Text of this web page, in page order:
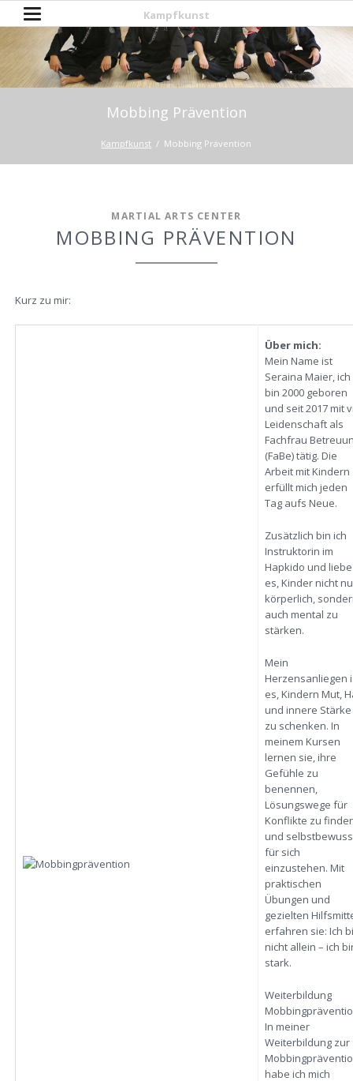
Kampfkunst
Mobbing Prävention
Kampfkunst Mobbing Prävention
MARTIAL ARTS CENTER
MOBBING PRÄVENTION
Kurz zu mir:
Über mich:
Mein Name ist
Seraina Maier, ich
bin 2000 geboren
und seit 2017 mit
Leidenschaft als
Fachfrau
(FaBe) tätig. Die
Arbeit mit Kindern
erfüllt mich jeden
Tag aufs Neue.
Zusätzlich bin ich
Instruktorin im
Hapkido und liebe
es, Kinder nicht
körperlich,
auch mental zu
stärken.
Mein
Herzensanliegen
es, Kindern Mut,
und innere Stärke
zu schenken. In
meinem Kursen
lernen sie, ihre
Gefühle zu
benennen,
Lösungswege für
Konflikte zu
und
für sich
einzustehen. Mit
praktischen
Übungen und
gezielten
erfahren sie: Ich
nicht allein – ich
stark.
Weiterbildung
In meiner
Weiterbildung zur
habe ich mich